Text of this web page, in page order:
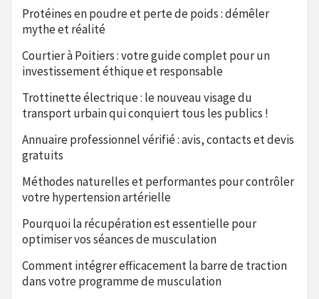
Protéines en poudre et perte de poids : démêler
mythe et réalité
Courtier à Poitiers : votre guide complet pour un
investissement éthique et responsable
Trottinette électrique : le nouveau visage du
transport urbain qui conquiert tous les publics !
Annuaire professionnel vérifié : avis, contacts et devis
gratuits
Méthodes naturelles et performantes pour contrôler
votre hypertension artérielle
Pourquoi la récupération est essentielle pour
optimiser vos séances de musculation
Comment intégrer efficacement la barre de traction
dans votre programme de musculation